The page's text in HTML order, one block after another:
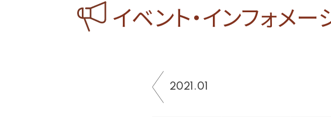
イベント・インフォメー
2021.01